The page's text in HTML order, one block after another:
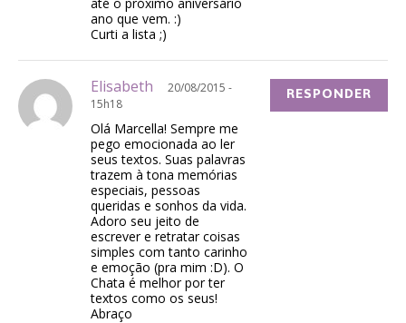
ano que vem. :)
Curti a lista ;)
Elisabeth
20/08/2015 -
15h18
Olá Marcella! Sempre me
pego emocionada ao ler
seus textos. Suas palavras
trazem à tona memórias
especiais, pessoas
queridas e sonhos da vida.
Adoro seu jeito de
escrever e retratar coisas
simples com tanto carinho
e emoção (pra mim :D). O
Chata é melhor por ter
textos como os seus!
Abraço
RESPONDER